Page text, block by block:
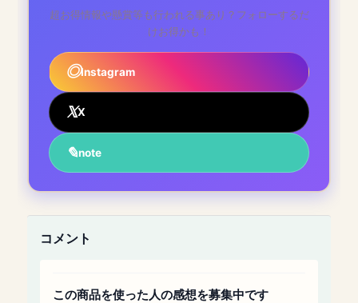
超お得情報や懸賞等も行われる事あり？フォローするだ
けお得かも！
Instagram
X
note
コメント
この商品を使った人の感想を募集中です